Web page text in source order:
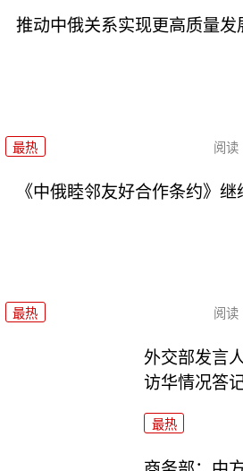
推动中俄关系实现更高质量发
最热 阅读
《中俄睦邻友好合作条约》继
最热 阅读
外交部发言
访华情况答
最热